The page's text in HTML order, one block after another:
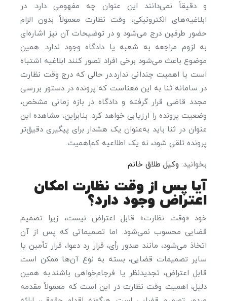
و دقیقاً نمی‌دانند این عنوان چه مفهومی دارد. در
ابلاغیه‌های الکترونیکی، وقت نظارت معمولاً بدون الزام
حضور طرفین درج می‌شود و در توضیحات آن نیز اشاره‌ای
به لزوم مراجعه به شعبه یا دادگاه وجود ندارد. همین
موضوع باعث می‌شود برخی افراد تصور کنند ابلاغیه اشتباه
است یا اهمیت چندانی ندارد.در حالی که درج وقت نظارت
در سامانه ثنا به این معناست که پرونده در دستور بررسی
مجدد قاضی قرار گرفته و دادگاه در بازه زمانی مشخص،
وضعیت پرونده را ارزیابی خواهد کرد. بنابراین، مشاهده این
عنوان در ثنا باید به‌عنوان یک هشدار برای پیگیری دقیق‌تر
پرونده تلقی شود، نه یک اطلاعیه کم‌اهمیت.
بخوانید: وکیل طلاق خانم
آیا پس از وقت نظارت امکان
اعتراض وجود دارد؟
خود «وقت نظارت» قابل اعتراض نیست، زیرا تصمیم
قضایی محسوب نمی‌شود. اما تصمیماتی که پس از آن
اتخاذ می‌شود، مانند صدور رأی، قرار رد دعوا، قرار تأمین یا
سایر تصمیمات قضایی، بسته به نوع آن‌ها ممکن است
قابل اعتراض، تجدیدنظر یا فرجام‌خواهی باشند.به همین
دلیل، اهمیت وقت نظارت در این است که معمولاً مقدمه